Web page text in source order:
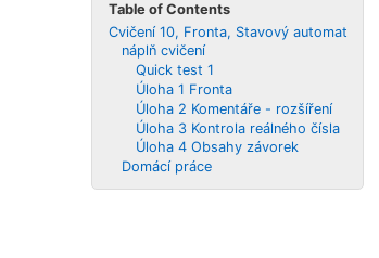
Table of Contents
Cvičení 10, Fronta, Stavový automat
náplň cvičení
Quick test 1
Úloha 1 Fronta
Úloha 2 Komentáře - rozšíření
Úloha 3 Kontrola reálného čísla
Úloha 4 Obsahy závorek
Domácí práce